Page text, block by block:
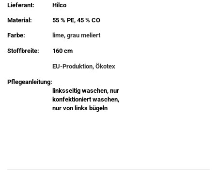
Lieferant:
Hilco
Material: 55 % PE, 45 % CO
Farbe: lime, grau meliert
Stoffbreite: 160 cm
EU-Produktion, Ökotex
Pflegeanleitung:
linksseitig waschen, nur
konfektioniert waschen,
nur von links bügeln